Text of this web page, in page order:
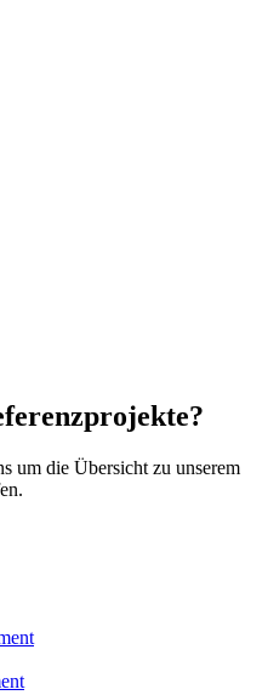
um die Übersicht zu unserem